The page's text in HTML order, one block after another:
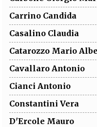
Carrino Candida
Casalino Claudia
Catarozzo Mario
Cavallaro Antonio
Cianci Antonio
Constantini Vera
D'Ercole Mauro